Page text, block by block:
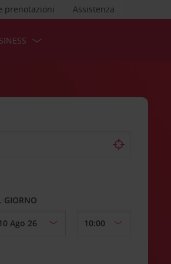
Assistenza
prenotazioni
GIORNO